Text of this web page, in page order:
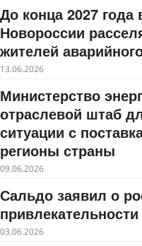
До конца 2027 года
Новороссии
жителей
13.06.2026
Министерство
отраслевой штаб
ситуации с
регионы страны
09.06.2026
Сальдо заявил о
03.06.2026